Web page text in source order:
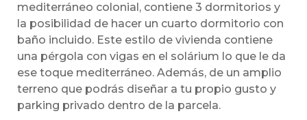
mediterráneo colonial, contiene 3 dormitorios y
la posibilidad de hacer un cuarto dormitorio con
baño incluido. Este estilo de vivienda contiene
una pérgola con vigas en el solárium lo que le da
ese toque mediterráneo. Además, de un amplio
terreno que podrás diseñar a tu propio gusto y
parking privado dentro de la parcela.